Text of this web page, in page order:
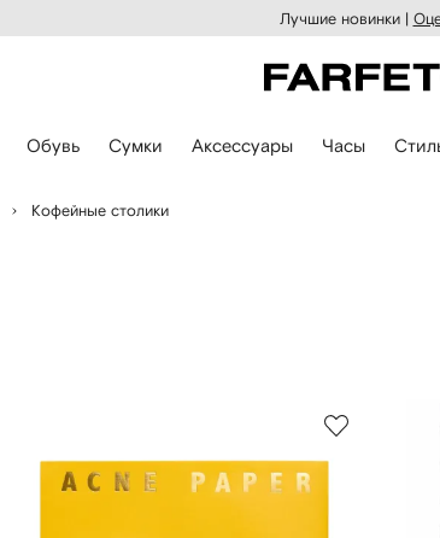
Лучшие новинки |
Обувь Сумки Аксессуары Часы
Кофейные столики